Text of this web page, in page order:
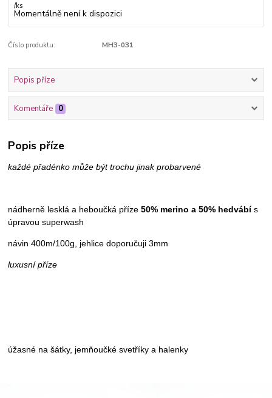
/ks
Momentálně není k dispozici
Číslo produktu: MH3-031
Popis příze
Komentáře 0
Popis příze
každé přadénko může být trochu jinak probarvené
nádherně lesklá a heboučká příze50% merino a 50% hedvábís
úpravou superwash
návin 400m/100g, jehlice doporučuji 3mm
luxusní příze
úžasné na šátky, jemňoučké svetříky a halenky